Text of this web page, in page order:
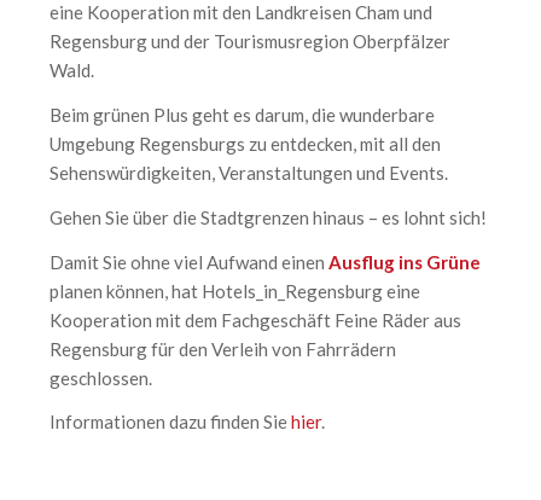
eine Kooperation mit den Landkreisen Cham und
Regensburg und der Tourismusregion Oberpfälzer
Wald.
Beim grünen Plus geht es darum, die wunderbare
Umgebung Regensburgs zu entdecken, mit all den
Sehenswürdigkeiten, Veranstaltungen und Events.
Gehen Sie über die Stadtgrenzen hinaus – es lohnt sich!
Damit Sie ohne viel Aufwand einen Ausflug ins Grüne
planen können, hat Hotels_in_Regensburg eine
Kooperation mit dem Fachgeschäft Feine Räder aus
Regensburg für den Verleih von Fahrrädern
geschlossen.
Informationen dazu finden Siehier.